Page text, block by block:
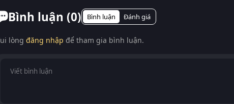
Bình luận (0) Bình luận Đánh giá
lòng đăng nhập để tham gia bình luận.